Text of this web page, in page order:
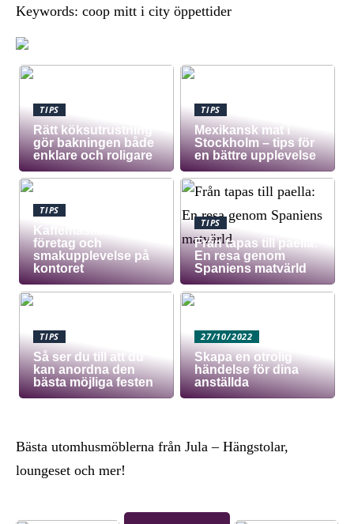
Keywords: coop mitt i city öppettider
TIPS
Rätt köksutrustning
gör bakningen både
enklare och roligare
TIPS
Mexikansk mat i
Stockholm – tips för
en bättre upplevelse
TIPS
Kaffemaskin för
företag och
smakupplevelse på
kontoret
TIPS
Från tapas till paella:
En resa genom
Spaniens matvärld
TIPS
Så ser du till att du
kan anordna den
bästa möjliga festen
27/10/2022
Skapa en otrolig
händelse för dina
anställda
Bästa utomhusmöblerna från Jula – Hängstolar,
loungeset och mer!